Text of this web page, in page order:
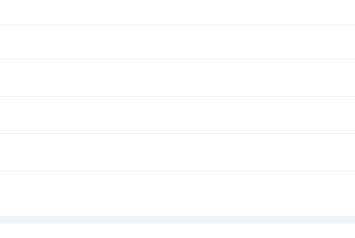
首诗读出相遇 倾听你那温暖的呼吸 我的文字带孤独治愈 是否将你旋
酿已久相惜 生命中那人，会不会把我弄丢？ 这...
人的街上 左手握着冷风，右手牵着寒雨 和孤独结伴，和寂寞成双 我
抹绿盈盈含香 冬天，在伞下闪闪发烫 走过的路...
塔楼俯冲下来 破窗而入 掀动了桌面上，蜷缩着 不敢大声说话的方言
的 是河岸边弄潮的杨柳 桥上垂钓的身影，再次...
的时刻。 住在城里，每到年关，我都怀念那些在乡下的日子，特别是在